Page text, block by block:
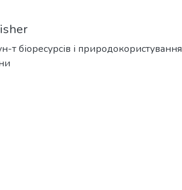
т біоресурсів і природокористування